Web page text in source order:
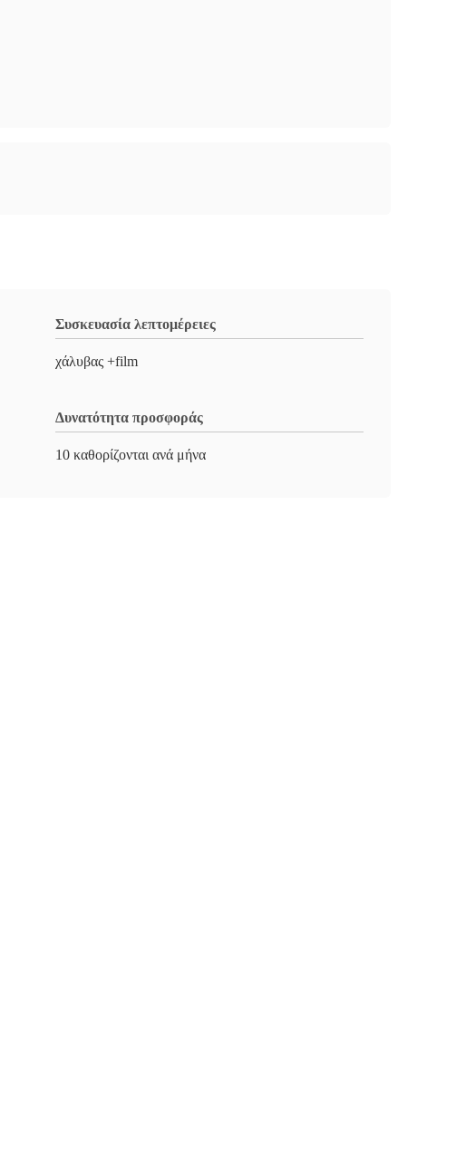
Συσκευασία λεπτομέρειες
χάλυβας +film
Δυνατότητα προσφοράς
10 καθορίζονται ανά μήνα